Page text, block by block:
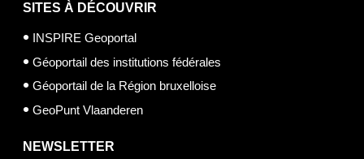
SITES À DÉCOUVRIR
INSPIRE Geoportal
Géoportail des institutions fédérales
Géoportail de la Région bruxelloise
GeoPunt Vlaanderen
NEWSLETTER